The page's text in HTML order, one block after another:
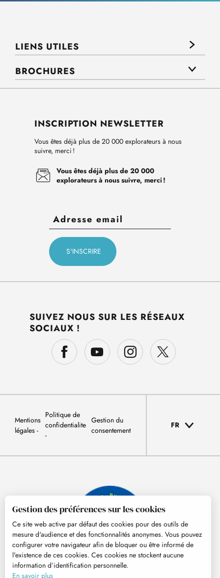
LIENS UTILES
BROCHURES
INSCRIPTION NEWSLETTER
Vous êtes déjà plus de 20 000 explorateurs à nous
suivre, merci !
Vous êtes déjà plus de 20 000
explorateurs à nous suivre, merci !
SUIVEZ NOUS SUR LES RÉSEAUX
SOCIAUX !
Mentions
légales
Politique de
confidentialite
Gestion du
consentement
FR
© Tourisme Hautes-Pyrénées
Gestion des préférences sur les cookies
Ce site web active par défaut des cookies pour des outils de
mesure d'audience et des fonctionnalités anonymes. Vous pouvez
configurer votre navigateur afin de bloquer ou être informé de
l'existence de ces cookies. Ces cookies ne stockent aucune
information d’identification personnelle.
En savoir plus